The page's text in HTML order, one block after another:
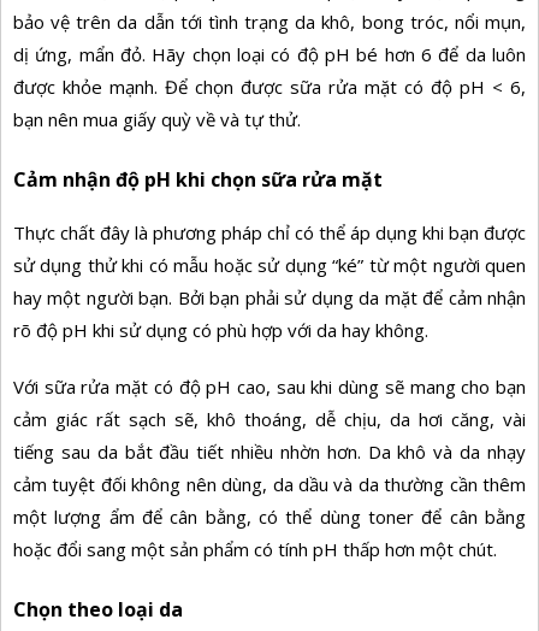
bảo vệ trên da dẫn tới tình trạng da khô, bong tróc, nổi mụn,
dị ứng, mẩn đỏ. Hãy chọn loại có độ pH bé hơn 6 để da luôn
được khỏe mạnh. Để chọn được sữa rửa mặt có độ pH < 6,
bạn nên mua giấy quỳ về và tự thử.
Cảm nhận độ pH khi chọn sữa rửa mặt
Thực chất đây là phương pháp chỉ có thể áp dụng khi bạn được
sử dụng thử khi có mẫu hoặc sử dụng “ké” từ một người quen
hay một người bạn. Bởi bạn phải sử dụng da mặt để cảm nhận
rõ độ pH khi sử dụng có phù hợp với da hay không.
Với sữa rửa mặt có độ pH cao, sau khi dùng sẽ mang cho bạn
cảm giác rất sạch sẽ, khô thoáng, dễ chịu, da hơi căng, vài
tiếng sau da bắt đầu tiết nhiều nhờn hơn. Da khô và da nhạy
cảm tuyệt đối không nên dùng, da dầu và da thường cần thêm
một lượng ẩm để cân bằng, có thể dùng toner để cân bằng
hoặc đổi sang một sản phẩm có tính pH thấp hơn một chút.
Chọn theo loại da